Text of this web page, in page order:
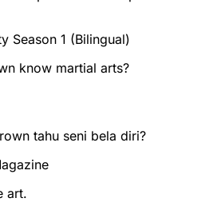
Season 1 (Bilingual)
know martial arts?
tahu seni bela diri?
art.